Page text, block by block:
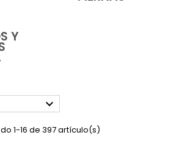
Y

1-16 de 397 artículo(s)